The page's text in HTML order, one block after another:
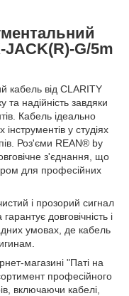
G/5m
кабель від CLARITY
та надійність завдяки
Кабель ідеально
у студіях
Роз'єми REAN® by
з'єднання, що
для професійних
і прозорий сигнал
довговічність і
умовах, де кабель
магазині "Паті на
професійного
включаючи кабелі,